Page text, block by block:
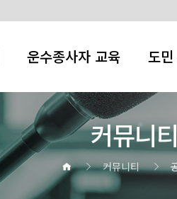
운수종사자 교육 도
커뮤니
커뮤니티